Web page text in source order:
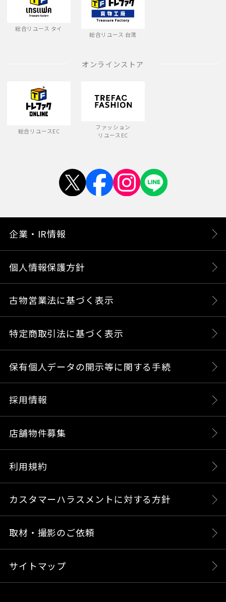
総合リユース タイ
総合リユース 台湾
オンラインストア
総合リユースEC
ファッション
リユースEC
企業・IR情報
個人情報保護方針
古物営業法に基づく表示
特定商取引法に基づく表示
保有個人データの開示等に関する手続
採用情報
店舗物件募集
利用規約
カスタマーハラスメントに対する方針
取材・撮影のご依頼
サイトマップ